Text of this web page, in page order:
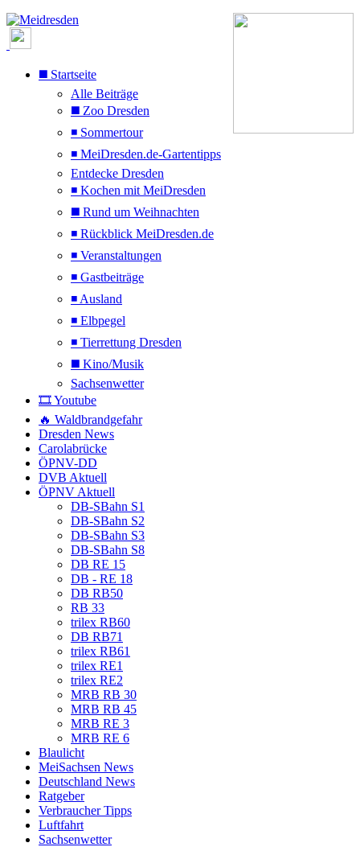
◼️ Startseite
Alle Beiträge
◼️ Zoo Dresden
◾ Sommertour
◾ MeiDresden.de-Gartentipps
Entdecke Dresden
◾ Kochen mit MeiDresden
◼️ Rund um Weihnachten
◾ Rückblick MeiDresden.de
◾ Veranstaltungen
◾ Gastbeiträge
◾ Ausland
◾ Elbpegel
◾ Tierrettung Dresden
◼️ Kino/Musik
Sachsenwetter
🎞️ Youtube
🔥 Waldbrandgefahr
Dresden News
Carolabrücke
ÖPNV-DD
DVB Aktuell
ÖPNV Aktuell
DB-SBahn S1
DB-SBahn S2
DB-SBahn S3
DB-SBahn S8
DB RE 15
DB - RE 18
DB RB50
RB 33
trilex RB60
DB RB71
trilex RB61
trilex RE1
trilex RE2
MRB RB 30
MRB RB 45
MRB RE 3
MRB RE 6
Blaulicht
MeiSachsen News
Deutschland News
Ratgeber
Verbraucher Tipps
Luftfahrt
Sachsenwetter